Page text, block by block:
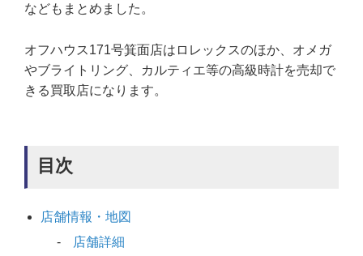
などもまとめました。
オフハウス171号箕面店はロレックスのほか、オメガ
やブライトリング、カルティエ等の高級時計を売却で
きる買取店になります。
目次
店舗情報・地図
店舗詳細